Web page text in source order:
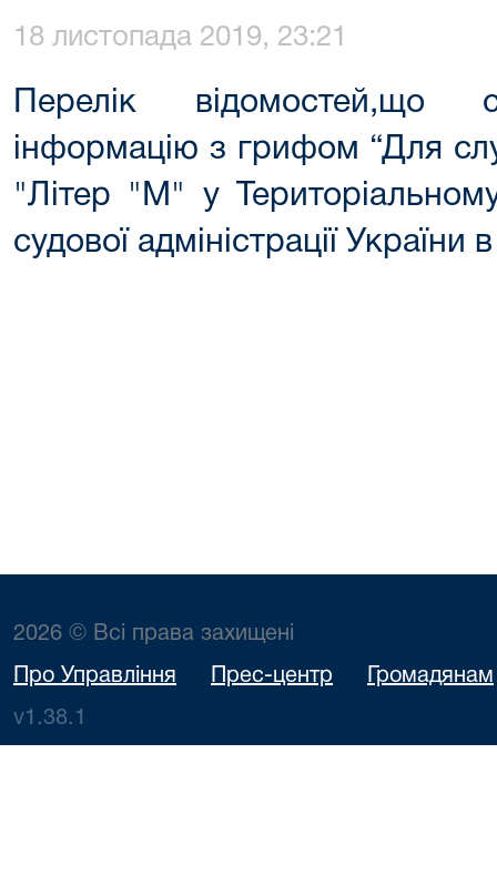
18 листопада 2019, 23:21
Перелік відомостей,що
інформацію з грифом “Для
"Літер "М" у
судової адміністрації України
2026 © Всі права захищені
Про Управління Прес-центр Громадянам
v1.38.1